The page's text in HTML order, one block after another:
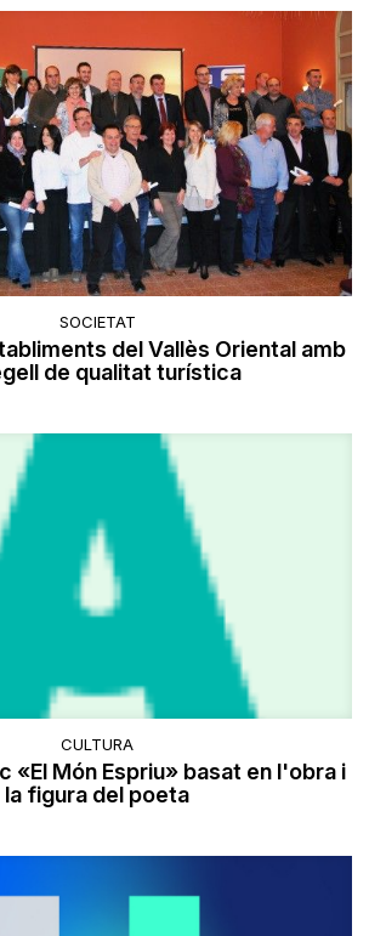
SOCIETAT
del Vallès Oriental amb
de qualitat turística
CULTURA
«El Món Espriu» basat en l'obra i
la figura del poeta